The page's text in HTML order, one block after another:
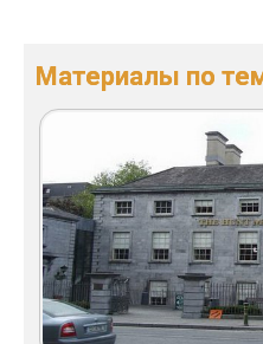
Материалы по